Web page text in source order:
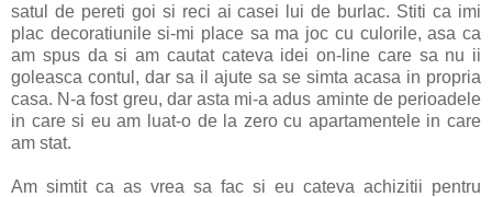
satul de pereti goi si reci ai casei lui de burlac. Stiti ca imi
plac decoratiunile si-mi place sa ma joc cu culorile, asa ca
am spus da si am cautat cateva idei on-line care sa nu ii
goleasca contul, dar sa il ajute sa se simta acasa in propria
casa. N-a fost greu, dar asta mi-a adus aminte de perioadele
in care si eu am luat-o de la zero cu apartamentele in care
am stat.
Am simtit ca as vrea sa fac si eu cateva achizitii pentru